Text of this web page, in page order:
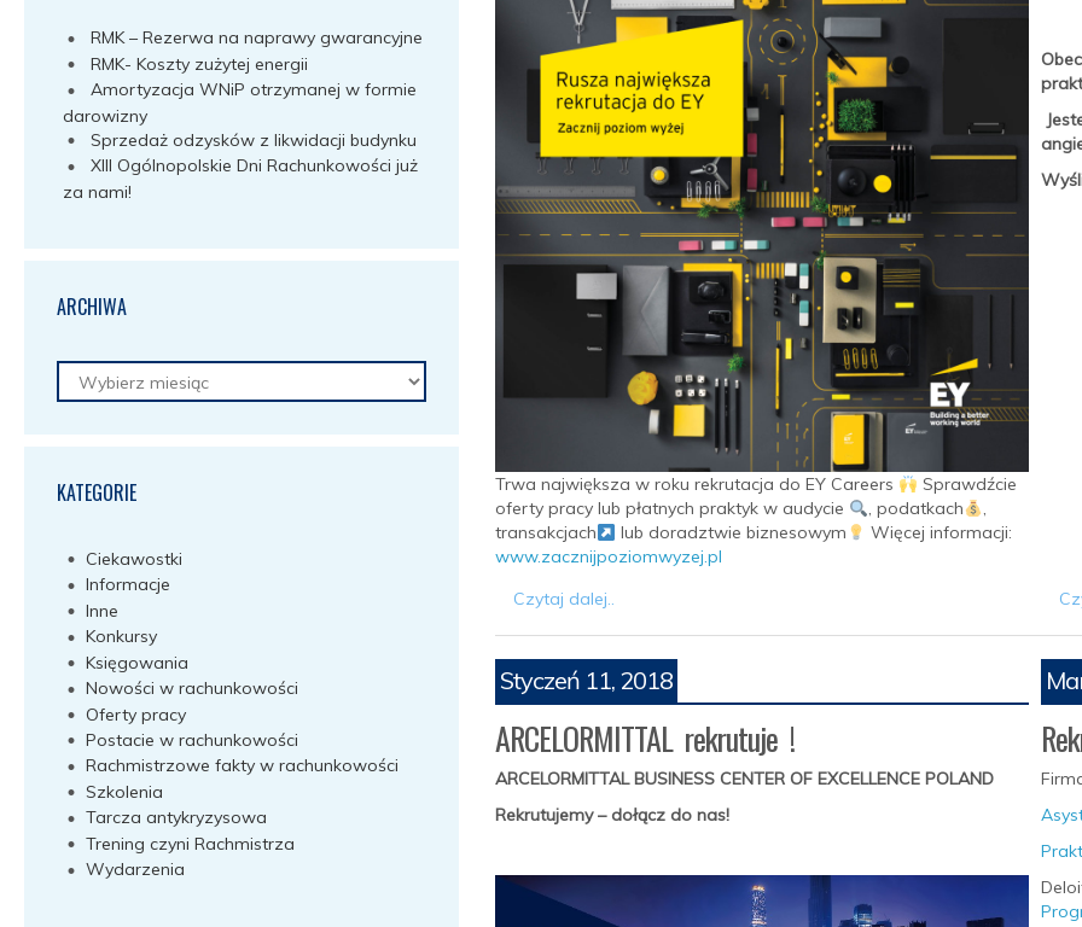
RMK – Rezerwa na naprawy gwarancyjne
RMK- Koszty zużytej energii
Amortyzacja WNiP otrzymanej w formie
darowizny
Sprzedaż odzysków z likwidacji budynku
XIII Ogólnopolskie Dni Rachunkowości już
za nami!
ARCHIWA
Archiwa
KATEGORIE
Ciekawostki
Informacje
Inne
Konkursy
Księgowania
Nowości w rachunkowości
Oferty pracy
Postacie w rachunkowości
Rachmistrzowe fakty w rachunkowości
Szkolenia
Tarcza antykryzysowa
Trening czyni Rachmistrza
Wydarzenia
Trwa największa w roku rekrutacja do EY Careers
Sprawdźcie
oferty pracy lub płatnych praktyk w audycie
, podatkach
,
transakcjach
lub doradztwie biznesowym
Więcej informacji:
www.zacznijpoziomwyzej.pl
Czytaj dalej..
Styczeń 11, 2018
ARCELORMITTAL rekrutuje !
ARCELORMITTAL BUSINESS CENTER OF EXCELLENCE POLAND
Rekrutujemy – dołącz do nas!